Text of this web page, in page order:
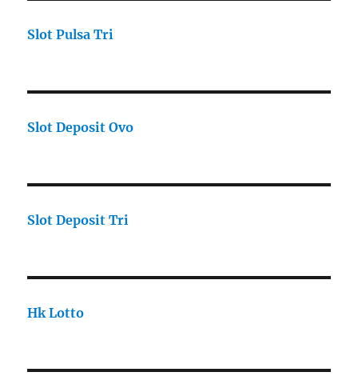
Slot Pulsa Tri
Slot Deposit Ovo
Slot Deposit Tri
Hk Lotto